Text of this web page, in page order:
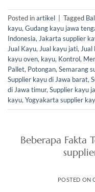
Posted inartikel Tagged
kayu, Gudang kayu jawa
Indonesia, Jakarta supplier
Jual Kayu, Jual kayu jati, Jual
kayu oven, kayu, Kontrol,
Pallet, Potongan, Semarang
Supplier kayu di Jawa barat,
di Jawa timur, Supplier kayu
kayu, Yogyakarta supplier
Beberapa Fakta
POSTED ON